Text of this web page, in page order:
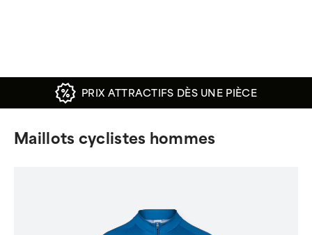
PRIX ATTRACTIFS DÈS UNE PIÈCE
Maillots cyclistes hommes